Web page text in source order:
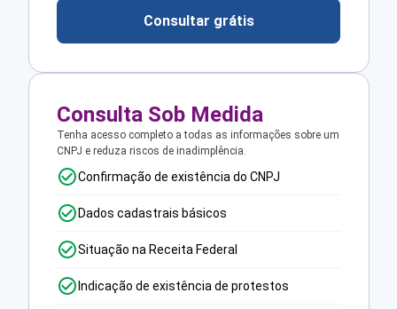
Consultar grátis
Consulta Sob Medida
Tenha acesso completo a todas as informações sobre um
CNPJ e reduza riscos de inadimplência.
Confirmação de existência do CNPJ
Dados cadastrais básicos
Situação na Receita Federal
Indicação de existência de protestos